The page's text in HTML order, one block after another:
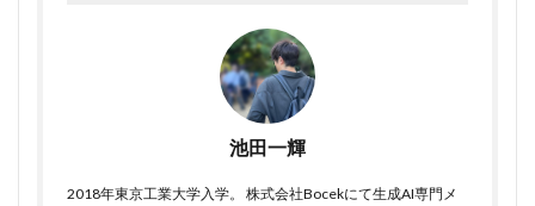
池田一輝
2018年東京工業大学入学。 株式会社Bocekにて生成AI専門メ